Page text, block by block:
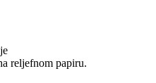
reljefnom papiru.